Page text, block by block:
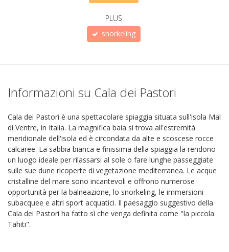
PLUS:
snorkeling
Informazioni su Cala dei Pastori
Cala dei Pastori è una spettacolare spiaggia situata sull'isola Mal
di Ventre, in Italia. La magnifica baia si trova all'estremità
meridionale dell'isola ed è circondata da alte e scoscese rocce
calcaree. La sabbia bianca e finissima della spiaggia la rendono
un luogo ideale per rilassarsi al sole o fare lunghe passeggiate
sulle sue dune ricoperte di vegetazione mediterranea. Le acque
cristalline del mare sono incantevoli e offrono numerose
opportunità per la balneazione, lo snorkeling, le immersioni
subacquee e altri sport acquatici. Il paesaggio suggestivo della
Cala dei Pastori ha fatto sì che venga definita come "la piccola
Tahiti".